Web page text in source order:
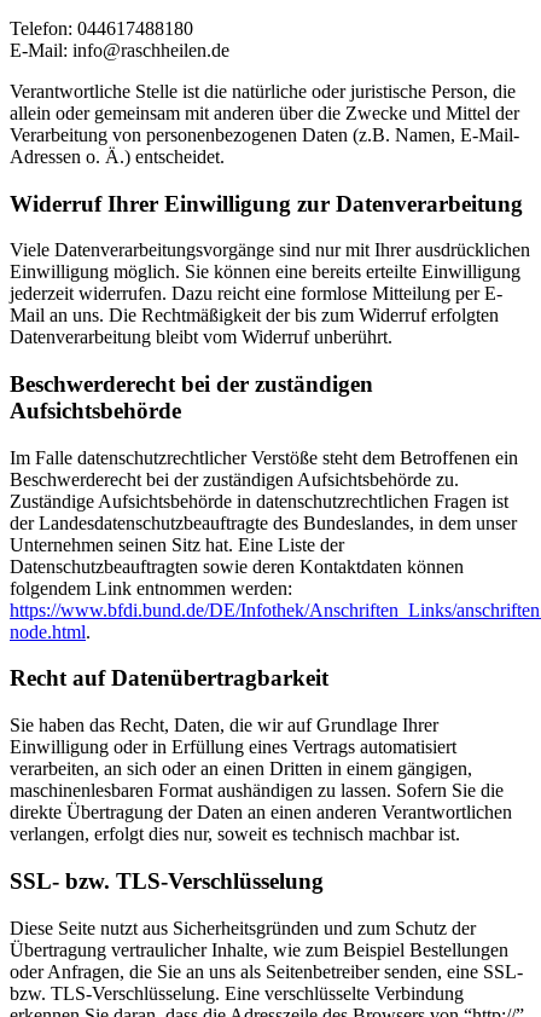
Telefon: 044617488180
E-Mail: info@raschheilen.de
Verantwortliche Stelle ist die natürliche oder juristische Person, die
allein oder gemeinsam mit anderen über die Zwecke und Mittel der
Verarbeitung von personenbezogenen Daten (z.B. Namen, E-Mail-
Adressen o. Ä.) entscheidet.
Widerruf Ihrer Einwilligung zur Datenverarbeitung
Viele Datenverarbeitungsvorgänge sind nur mit Ihrer ausdrücklichen
Einwilligung möglich. Sie können eine bereits erteilte Einwilligung
jederzeit widerrufen. Dazu reicht eine formlose Mitteilung per E-
Mail an uns. Die Rechtmäßigkeit der bis zum Widerruf erfolgten
Datenverarbeitung bleibt vom Widerruf unberührt.
Beschwerderecht bei der zuständigen
Aufsichtsbehörde
Im Falle datenschutzrechtlicher Verstöße steht dem Betroffenen ein
Beschwerderecht bei der zuständigen Aufsichtsbehörde zu.
Zuständige Aufsichtsbehörde in datenschutzrechtlichen Fragen ist
der Landesdatenschutzbeauftragte des Bundeslandes, in dem unser
Unternehmen seinen Sitz hat. Eine Liste der
Datenschutzbeauftragten sowie deren Kontaktdaten können
folgendem Link entnommen werden:
https://www.bfdi.bund.de/DE/Infothek/Anschriften_Links/
node.html.
Recht auf Datenübertragbarkeit
Sie haben das Recht, Daten, die wir auf Grundlage Ihrer
Einwilligung oder in Erfüllung eines Vertrags automatisiert
verarbeiten, an sich oder an einen Dritten in einem gängigen,
maschinenlesbaren Format aushändigen zu lassen. Sofern Sie die
direkte Übertragung der Daten an einen anderen Verantwortlichen
verlangen, erfolgt dies nur, soweit es technisch machbar ist.
SSL- bzw. TLS-Verschlüsselung
Diese Seite nutzt aus Sicherheitsgründen und zum Schutz der
Übertragung vertraulicher Inhalte, wie zum Beispiel Bestellungen
oder Anfragen, die Sie an uns als Seitenbetreiber senden, eine SSL-
bzw. TLS-Verschlüsselung. Eine verschlüsselte Verbindung